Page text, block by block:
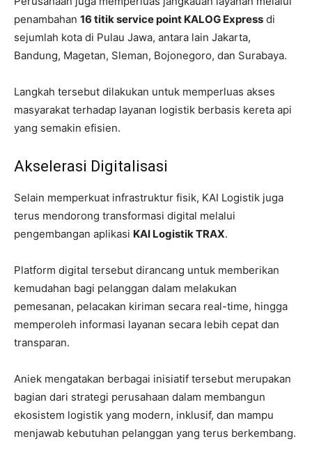
penambahan 16 titik service point KALOG Express di
sejumlah kota di Pulau Jawa, antara lain Jakarta,
Bandung, Magetan, Sleman, Bojonegoro, dan Surabaya.
Langkah tersebut dilakukan untuk memperluas akses
masyarakat terhadap layanan logistik berbasis kereta api
yang semakin efisien.
Akselerasi Digitalisasi
Selain memperkuat infrastruktur fisik, KAI Logistik juga
terus mendorong transformasi digital melalui
pengembangan aplikasi KAI Logistik TRAX.
Platform digital tersebut dirancang untuk memberikan
kemudahan bagi pelanggan dalam melakukan
pemesanan, pelacakan kiriman secara real-time, hingga
memperoleh informasi layanan secara lebih cepat dan
transparan.
Aniek mengatakan berbagai inisiatif tersebut merupakan
bagian dari strategi perusahaan dalam membangun
ekosistem logistik yang modern, inklusif, dan mampu
menjawab kebutuhan pelanggan yang terus berkembang.